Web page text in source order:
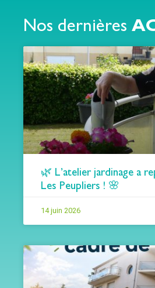
Nos dernières
🌿 L’atelier jardinage a
Les Peupliers ! 🌸
14 juin 2026